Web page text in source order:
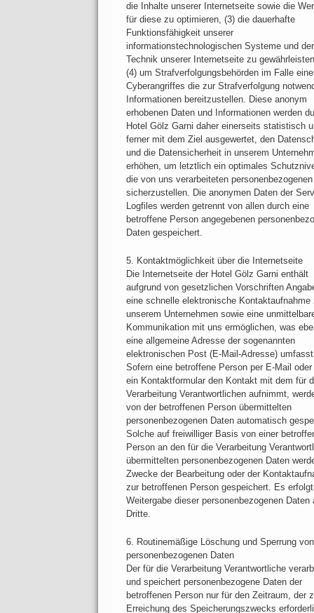
die Inhalte unserer Internetseite sowie die
für diese zu optimieren, (3) die dauerhafte
Funktionsfähigkeit unserer
informationstechnologischen Systeme und der
Technik unserer Internetseite zu
(4) um Strafverfolgungsbehörden im Falle
Cyberangriffes die zur Strafverfolgung
Informationen bereitzustellen. Diese anonym
erhobenen Daten und Informationen werden
Hotel Gölz Garni daher einerseits statistisch
ferner mit dem Ziel ausgewertet, den
und die Datensicherheit in unserem
erhöhen, um letztlich ein optimales
die von uns verarbeiteten
sicherzustellen. Die anonymen Daten der
Logfiles werden getrennt von allen durch eine
betroffene Person angegebenen
Daten gespeichert.
5. Kontaktmöglichkeit über die Internetseite
Die Internetseite der Hotel Gölz Garni enthält
aufgrund von gesetzlichen Vorschriften
eine schnelle elektronische Kontaktaufnahme
unserem Unternehmen sowie eine
Kommunikation mit uns ermöglichen, was
eine allgemeine Adresse der sogenannten
elektronischen Post (E-Mail-Adresse)
Sofern eine betroffene Person per E-Mail oder
ein Kontaktformular den Kontakt mit dem für
Verarbeitung Verantwortlichen aufnimmt,
von der betroffenen Person übermittelten
personenbezogenen Daten automatisch
Solche auf freiwilliger Basis von einer
Person an den für die Verarbeitung
übermittelten personenbezogenen Daten
Zwecke der Bearbeitung oder der
zur betroffenen Person gespeichert. Es
Weitergabe dieser personenbezogenen Daten
Dritte.
6. Routinemäßige Löschung und Sperrung von
personenbezogenen Daten
Der für die Verarbeitung Verantwortliche
und speichert personenbezogene Daten der
betroffenen Person nur für den Zeitraum, der
Erreichung des Speicherungszwecks